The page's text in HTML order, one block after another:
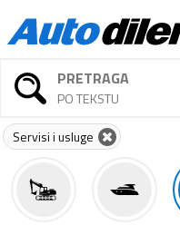
PRETRAGA
PO TEKSTU
Servisi i usluge